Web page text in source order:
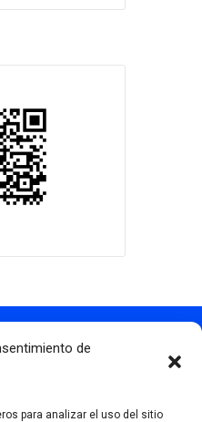
de
para analizar el uso del sitio